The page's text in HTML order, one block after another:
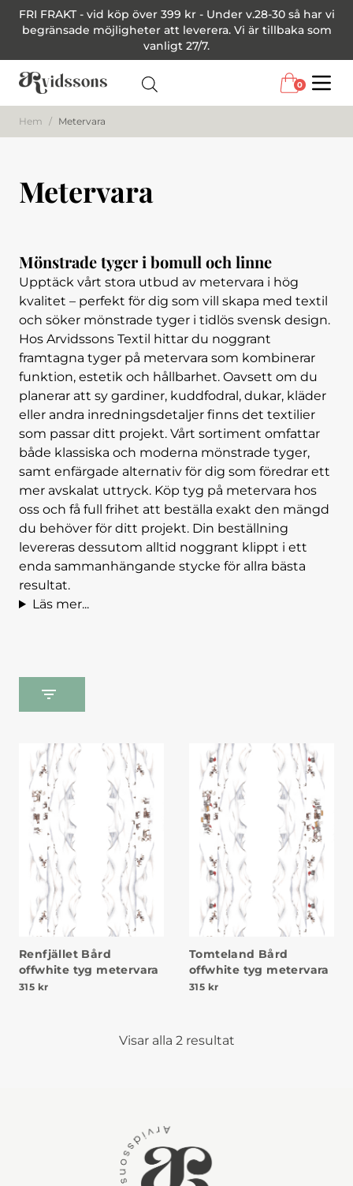
FRI FRAKT - vid köp över 399 kr - Under v.28-30 så har vi
begränsade möjligheter att leverera. Vi är tillbaka som
vanligt 27/7.
0
Hem / Metervara
Metervara
Mönstrade tyger i bomull och linne
Upptäck vårt stora utbud av metervara i hög
kvalitet – perfekt för dig som vill skapa med textil
och söker mönstrade tyger i tidlös svensk design.
Hos Arvidssons Textil hittar du noggrant
framtagna tyger på metervara som kombinerar
funktion, estetik och hållbarhet. Oavsett om du
planerar att sy gardiner, kuddfodral, dukar, kläder
eller andra inredningsdetaljer finns det textilier
som passar ditt projekt. Vårt sortiment omfattar
både klassiska och moderna mönstrade tyger,
samt enfärgade alternativ för dig som föredrar ett
mer avskalat uttryck. Köp tyg på metervara hos
oss och få full frihet att beställa exakt den mängd
du behöver för ditt projekt. Din beställning
levereras dessutom alltid noggrant klippt i ett
enda sammanhängande stycke för allra bästa
resultat.
Läs mer...
Renfjället Bård
offwhite tyg metervara
315 kr
Tomteland Bård
offwhite tyg metervara
315 kr
Visar alla 2 resultat